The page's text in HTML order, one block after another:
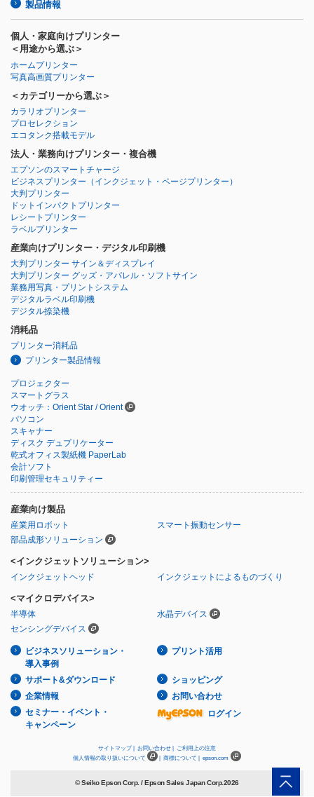
製品情報
個人・家庭向けプリンター
＜用途から選ぶ＞
ホームプリンター
写真高画質プリンター
＜カテゴリーから選ぶ＞
カラリオプリンター
プロセレクション
エコタンク搭載モデル
法人・業務向けプリンター・複合機
エプソンのスマートチャージ
ビジネスプリンター （インクジェット・ページプリンター）
大判プリンター
ドットインパクトプリンター
レシートプリンター
ラベルプリンター
産業向けプリンター・デジタル印刷機
大判プリンター サイン＆ディスプレイ
大判プリンター グッズ・アパレル・ソフトサイン
業務用写真・プリントシステム
デジタルラベル印刷機
デジタル捺染機
消耗品
プリンター消耗品
プリンター製品情報
プロジェクター
スマートグラス
ウオッチ：Orient Star / Orient
パソコン
スキャナー
ディスク デュプリケーター
乾式オフィス製紙機 PaperLab
会計ソフト
印刷管理セキュリティー
産業向け製品
産業用ロボット
スマート振動センサー
部品成形ソリューション
<インクジェットソリューション>
インクジェットヘッド インクジェットによるものづくり
<マイクロデバイス>
半導体
水晶デバイス
センシングデバイス
ビジネスソリューション・
導入事例
プリント活用
サポート&ダウンロード
ショッピング
企業情報
お問い合わせ
セミナー・イベント・
キャンペーン
ログイン
サイトマップ | お問い合わせ |
ご利用上の注意
個人情報の取り扱いについて
| 商標について | epson.com
© Seiko Epson Corp. / Epson Sales Japan Corp.2026